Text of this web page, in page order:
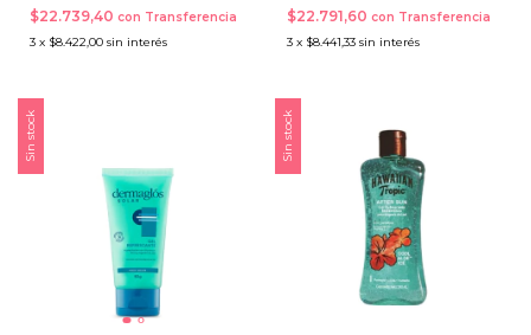
$22.739,40 con Transferencia
3 x $8.422,00 sin interés
$22.791,60 con Transferencia
3 x $8.441,33 sin interés
Sin stock Sin stock